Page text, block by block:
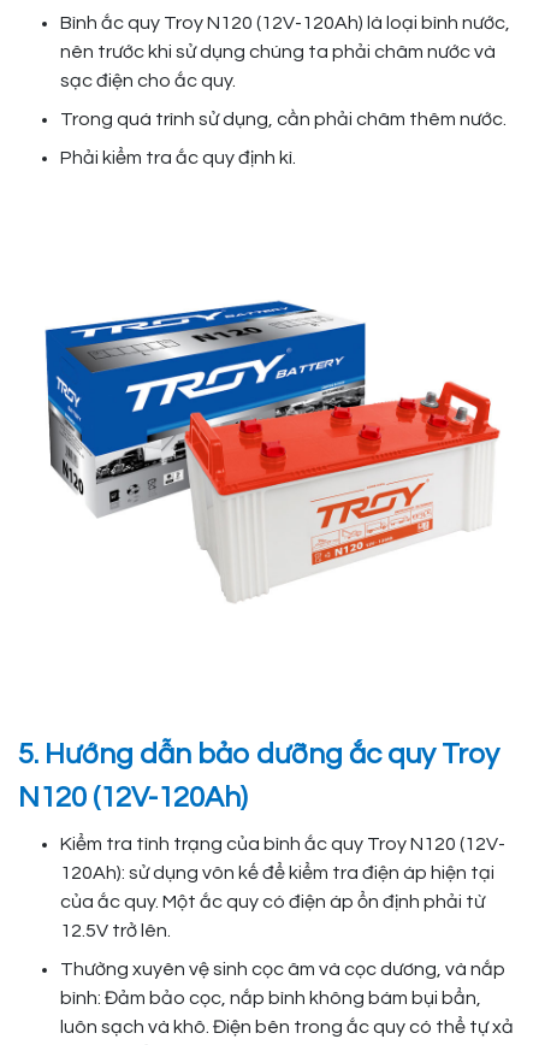
Bình ắc quy Troy N120 (12V-120Ah) là loại bình nước,
nên trước khi sử dụng chúng ta phải châm nước và
sạc điện cho ắc quy.
Trong quá trình sử dụng, cần phải châm thêm nước.
Phải kiểm tra ắc quy định kì.
5. Hướng dẫn bảo dưỡng ắc quy Troy
N120 (12V-120Ah)
Kiểm tra tình trạng của bình ắc quy Troy N120 (12V-
120Ah): sử dụng vôn kế để kiểm tra điện áp hiện tại
của ắc quy. Một ắc quy có điện áp ổn định phải từ
12.5V trở lên.
Thường xuyên vệ sinh cọc âm và cọc dương, và nắp
bình: Đảm bảo cọc, nắp bình không bám bụi bẩn,
luôn sạch và khô. Điện bên trong ắc quy có thể tự xả